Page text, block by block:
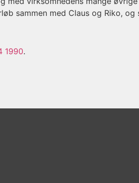
sammen med Claus og Riko,
1990.